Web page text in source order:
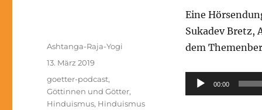
Eine
Sukadev Bretz,
dem
Audio-
Player
00:00
Autor
Ashtanga-Raja-Yogi
Veröffentlicht
13. März 2019
Kategorien
goetter-podcast,
Göttinnen und Götter,
Hinduismus, Hinduismus